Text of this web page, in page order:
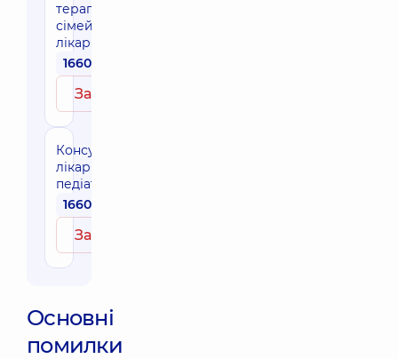
терапевта /
сімейного
лікаря
1660 грн
Записатись
Консультація
лікаря-
педіатра
1660 грн
Записатись
Основні
помилки